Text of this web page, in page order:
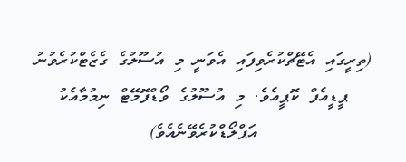
(ތިރީގައި އެޓޭޗްކުރެވިފައި އެވަނީ މި އުސޫލުގެ ގެޒެޓްކުރެވުނު
ޕީޑީއެފް ކޮޕީއެވެ. މި އުސޫލުގެ ވޯޑްފޮމޭޓް ނިމުމާއެކު
އަޕްލޯޑްކުރެވޭނެއެވެ)